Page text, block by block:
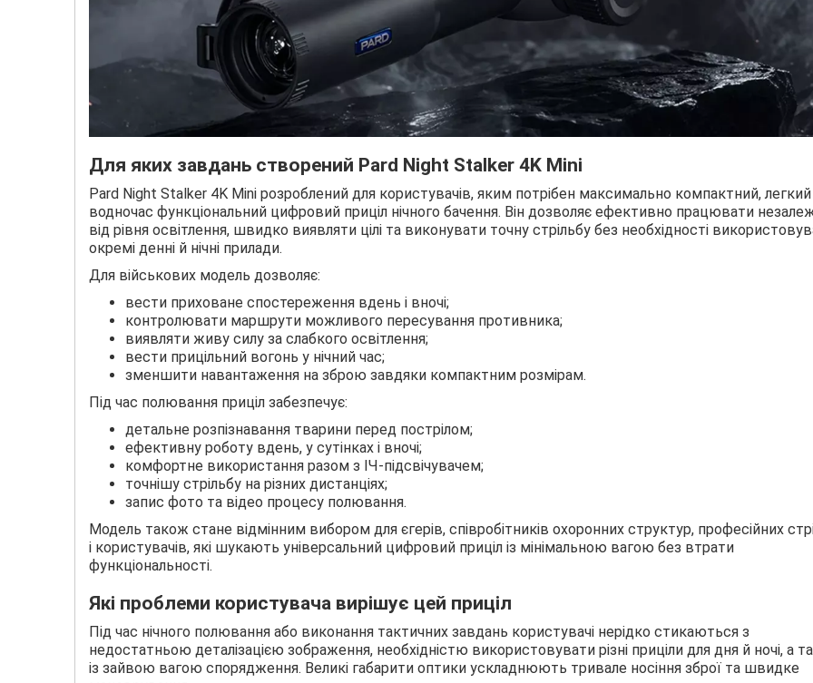
Для яких завдань створений Pard Night Stalker 4K Mini
Pard Night Stalker 4K Mini розроблений для користувачів, яким потрібен максимально компактний, легкий
водночас функціональний цифровий приціл нічного бачення. Він дозволяє ефективно працювати
від рівня освітлення, швидко виявляти цілі та виконувати точну стрільбу без необхідності
окремі денні й нічні прилади.
Для військових модель дозволяє:
вести приховане спостереження вдень і вночі;
контролювати маршрути можливого пересування противника;
виявляти живу силу за слабкого освітлення;
вести прицільний вогонь у нічний час;
зменшити навантаження на зброю завдяки компактним розмірам.
Під час полювання приціл забезпечує:
детальне розпізнавання тварини перед пострілом;
ефективну роботу вдень, у сутінках і вночі;
комфортне використання разом з ІЧ-підсвічувачем;
точнішу стрільбу на різних дистанціях;
запис фото та відео процесу полювання.
Модель також стане відмінним вибором для єгерів, співробітників охоронних структур, професійних
і користувачів, які шукають універсальний цифровий приціл із мінімальною вагою без втрати
функціональності.
Які проблеми користувача вирішує цей приціл
Під час нічного полювання або виконання тактичних завдань користувачі нерідко стикаються з
недостатньою деталізацією зображення, необхідністю використовувати різні приціли для дня й ночі, а
із зайвою вагою спорядження. Великі габарити оптики ускладнюють тривале носіння зброї та швидке